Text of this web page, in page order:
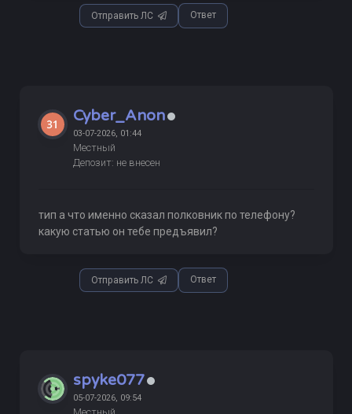
Отправить ЛС Ответ
Cyber_Anon
03-07-2026, 01:44
Местный
Депозит: не внесен
тип а что именно сказал полковник по телефону?
какую статью он тебе предъявил?
Отправить ЛС Ответ
spyke077
05-07-2026, 09:54